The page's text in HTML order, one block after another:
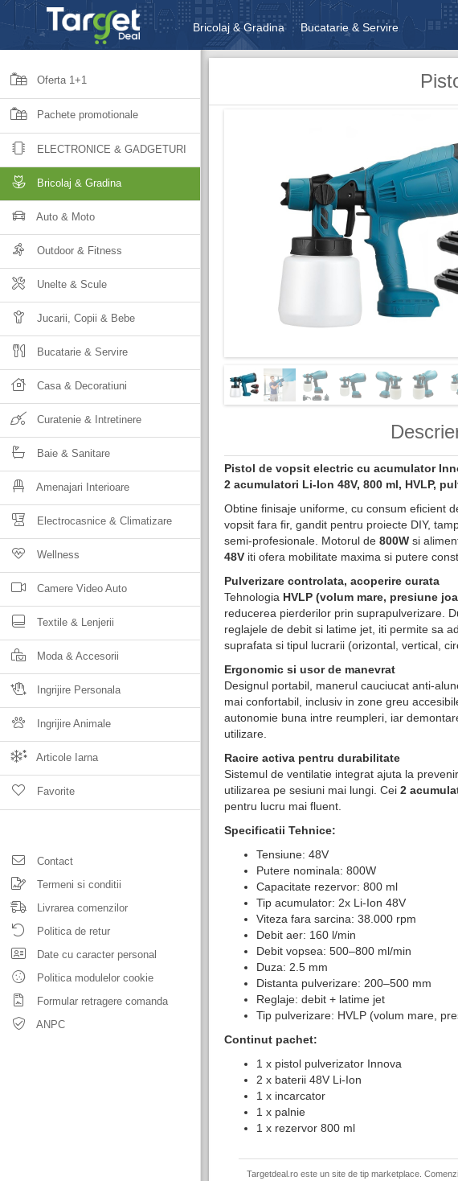
Bricolaj & Gradina Bucatarie & Servire
Unelte & Scule Jucarii, Copii & Bebe
Oferta 1+1
Pachete promotionale
ELECTRONICE & GADGETURI
Bricolaj & Gradina
Auto & Moto
Outdoor & Fitness
Unelte & Scule
Jucarii, Copii & Bebe
Bucatarie & Servire
Casa & Decoratiuni
Curatenie & Intretinere
Baie & Sanitare
Amenajari Interioare
Electrocasnice & Climatizare
Wellness
Camere Video Auto
Textile & Lenjerii
Moda & Accesorii
Ingrijire Personala
Ingrijire Animale
Articole Iarna
Favorite
Contact
Termeni si conditii
Livrarea comenzilor
Politica de retur
Date cu caracter personal
Politica modulelor cookie
Formular retragere comanda
ANPC
Pistol de vopsit electric cu acumulator
2 acumulatori Li-Ion 48V, 800 ml, HVLP,
Obtine finisaje uniforme, cu consum eficient
vopsit fara fir, gandit pentru proiecte DIY,
semi-profesionale. Motorul de 800W si
48V iti ofera mobilitate maxima si putere
Pulverizare controlata, acoperire curata
Tehnologia HVLP (volum mare, presiune
reducerea pierderilor prin suprapulverizare.
reglajele de debit si latime jet, iti permite sa
suprafata si tipul lucrarii (orizontal, vertical,
Ergonomic si usor de manevrat
Designul portabil, manerul cauciucat anti-
mai confortabil, inclusiv in zone greu
autonomie buna intre reumpleri, iar
utilizare.
Racire activa pentru durabilitate
Sistemul de ventilatie integrat ajuta la
utilizarea pe sesiuni mai lungi. Cei 2
pentru lucru mai fluent.
Specificatii Tehnice:
Tensiune: 48V
Putere nominala: 800W
Capacitate rezervor: 800 ml
Tip acumulator: 2x Li-Ion 48V
Viteza fara sarcina: 38.000 rpm
Debit aer: 160 l/min
Debit vopsea: 500–800 ml/min
Duza: 2.5 mm
Distanta pulverizare: 200–500 mm
Reglaje: debit + latime jet
Tip pulverizare: HVLP (volum mare,
Continut pachet:
1 x pistol pulverizator Innova
2 x baterii 48V Li-Ion
1 x incarcator
1 x palnie
1 x rezervor 800 ml
Targetdeal.ro este un site de tip marketplace.